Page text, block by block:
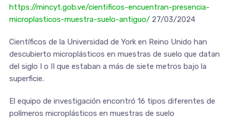
https://mincyt.gob.ve/cientificos-encuentran-presencia-
microplasticos-muestra-suelo-antiguo/27/03/2024
Científicos de la Universidad de York en Reino Unido han
descubierto microplásticos en muestras de suelo que datan
del siglo I o II que estaban a más de siete metros bajo la
superficie.
El equipo de investigación encontró 16 tipos diferentes de
polímeros microplásticos en muestras de suelo